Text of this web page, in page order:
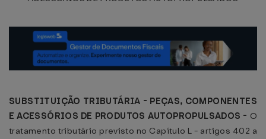
SUBSTITUIÇÃO TRIBUTÁRIA - PEÇAS, COMPONENTES
E ACESSÓRIOS DE PRODUTOS AUTOPROPULSADOS - O
tratamento tributário previsto no Capítulo L - artigos 402 a